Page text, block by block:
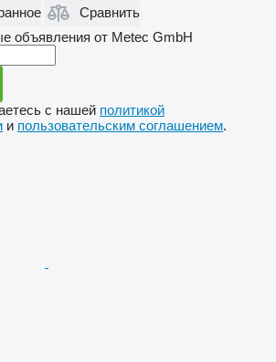
Сравнить
объявления от Metec GmbH
с нашей политикой
и пользовательским соглашением.